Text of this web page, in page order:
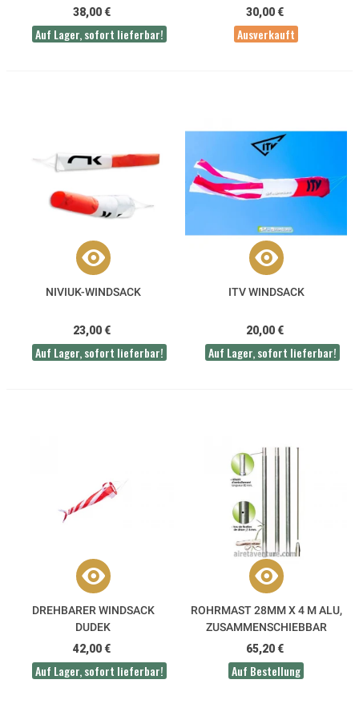
38,00 €
Auf Lager, sofort lieferbar!
30,00 €
Ausverkauft
NIVIUK-WINDSACK
23,00 €
Auf Lager, sofort lieferbar!
ITV WINDSACK
20,00 €
Auf Lager, sofort lieferbar!
DREHBARER WINDSACK
DUDEK
42,00 €
Auf Lager, sofort lieferbar!
ROHRMAST 28MM X 4 M ALU,
ZUSAMMENSCHIEBBAR
65,20 €
Auf Bestellung